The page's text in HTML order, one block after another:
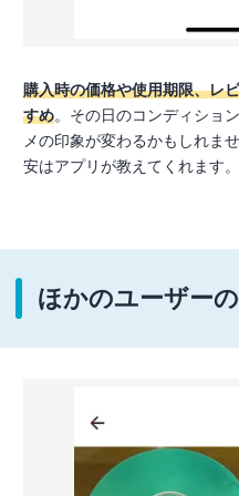
購入時の価格や使用期限、レ
すめ。その日のコンディショ
メの印象が変わるかもしれま
安はアプリが教えてくれます。
ほかのユーザー